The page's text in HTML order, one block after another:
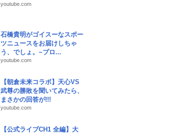
youtube.com
石橋貴明がゴイスーなスポー
ツニュースをお届けしちゃ
う、でしょ。~プロ...
youtube.com
【朝倉未来コラボ】天心VS
武尊の勝敗を聞いてみたら、
まさかの回答が!!!
youtube.com
【公式ライブCH1 全編】大